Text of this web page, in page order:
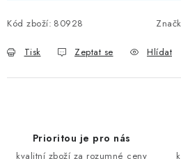
Kód zboží: 80928
Tisk Zeptat se Hlídat
Prioritou je pro nás
kvalitní zboží za rozumné ceny